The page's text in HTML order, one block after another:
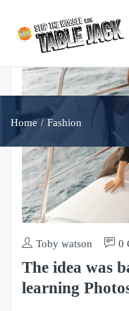
Home Fashion
Toby watson 0
The idea was
learning